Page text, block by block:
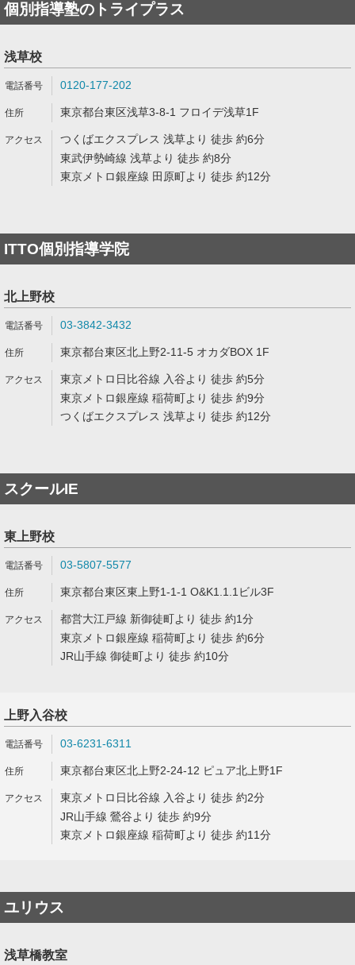
個別指導塾のトライプラス
浅草校
0120-177-202
東京都台東区浅草3-8-1 フロイデ浅草1F
つくばエクスプレス 浅草より 徒歩 約6分
東武伊勢崎線 浅草より 徒歩 約8分
東京メトロ銀座線 田原町より 徒歩 約12分
ITTO個別指導学院
北上野校
03-3842-3432
東京都台東区北上野2-11-5 オカダBOX 1F
東京メトロ日比谷線 入谷より 徒歩 約5分
東京メトロ銀座線 稲荷町より 徒歩 約9分
つくばエクスプレス 浅草より 徒歩 約12分
スクールIE
東上野校
03-5807-5577
東京都台東区東上野1-1-1 O&K1.1.1ビル3F
都営大江戸線 新御徒町より 徒歩 約1分
東京メトロ銀座線 稲荷町より 徒歩 約6分
JR山手線 御徒町より 徒歩 約10分
上野入谷校
03-6231-6311
東京都台東区北上野2-24-12 ピュア北上野1F
東京メトロ日比谷線 入谷より 徒歩 約2分
JR山手線 鶯谷より 徒歩 約9分
東京メトロ銀座線 稲荷町より 徒歩 約11分
ユリウス
浅草橋教室